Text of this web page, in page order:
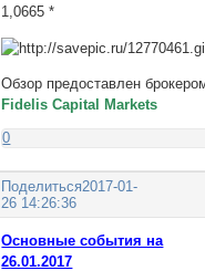
1,0665 *
Обзор предоставлен
Fidelis Capital Markets
0
Поделиться2017-01-
26 14:26:36
Основные события на
26.01.2017